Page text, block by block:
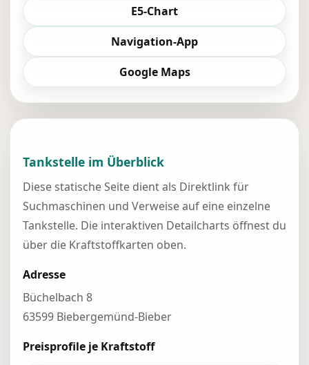
E5-Chart
Navigation-App
Google Maps
Tankstelle im Überblick
Diese statische Seite dient als Direktlink für
Suchmaschinen und Verweise auf eine einzelne
Tankstelle. Die interaktiven Detailcharts öffnest du
über die Kraftstoffkarten oben.
Adresse
Büchelbach 8
63599 Biebergemünd-Bieber
Preisprofile je Kraftstoff